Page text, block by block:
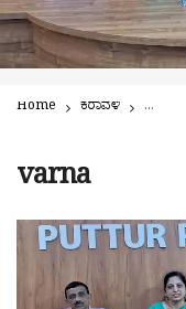
Home ಕರಾವಳಿ ಡಿ. 6 -
varna